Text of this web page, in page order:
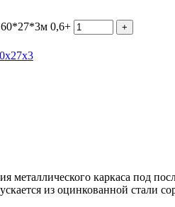
0,6+
каркаса под
из оцинкованной стали